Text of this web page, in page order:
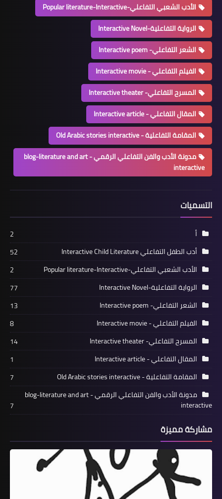
الأدب الشعبي التفاعلي-Popular literature-Interactive
الرواية التفاعلية-Interactive Novel
الشعر التفاعلي- Interactive poem
الفيلم التفاعلي - Interactive movie
المسرح التفاعلي- Interactive theater
المقال التفاعلي - Interactive article
المقامة التفاعلية - Old Arabic stories interactive
مدونة الأدب والفن التفاعلي الرقمي blog-literature and art -
interactive
التسميات
أ
2
أدب الطفل التفاعلي Interactive Child Literature
52
الأدب الشعبي التفاعلي-Popular literature-Interactive
2
الرواية التفاعلية-Interactive Novel
77
الشعر التفاعلي- Interactive poem
13
الفيلم التفاعلي - Interactive movie
8
المسرح التفاعلي- Interactive theater
14
المقال التفاعلي - Interactive article
1
المقامة التفاعلية - Old Arabic stories interactive
7
مدونة الأدب والفن التفاعلي الرقمي blog-literature and art -
interactive
7
مشاركة مميزة